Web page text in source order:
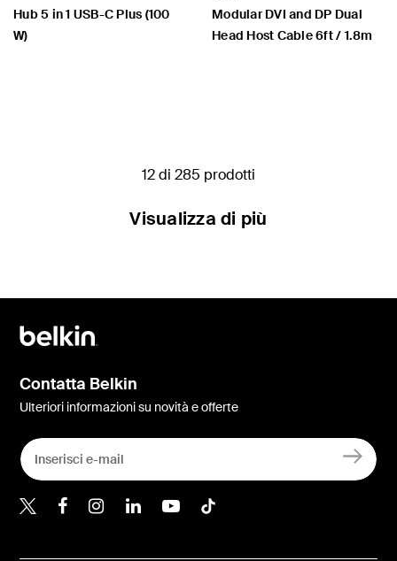
Hub 5 in 1 USB-C Plus (100
W)
Modular DVI and DP Dual
Head Host Cable 6ft / 1.8m
12 di 285 prodotti
Visualizza di più
Contatta Belkin
Ulteriori informazioni su novità e offerte
Belkin Twitter
Belkin Facebook
Belkin Instagram
Belkin LinkedIn
Belkin Youtube
Belkin TikTok